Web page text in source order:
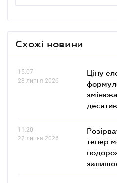
Схожі новини
15.07
28 липня 2026
Ціну
11.20
22 липня 2026
тепер